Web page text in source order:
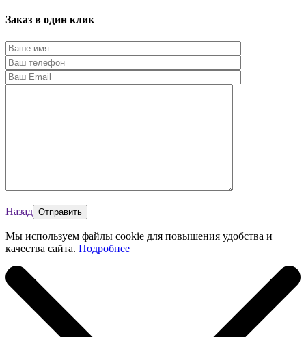
Заказ в один клик
Назад
Мы используем файлы cookie для повышения удобства и
качества сайта. Подробнее